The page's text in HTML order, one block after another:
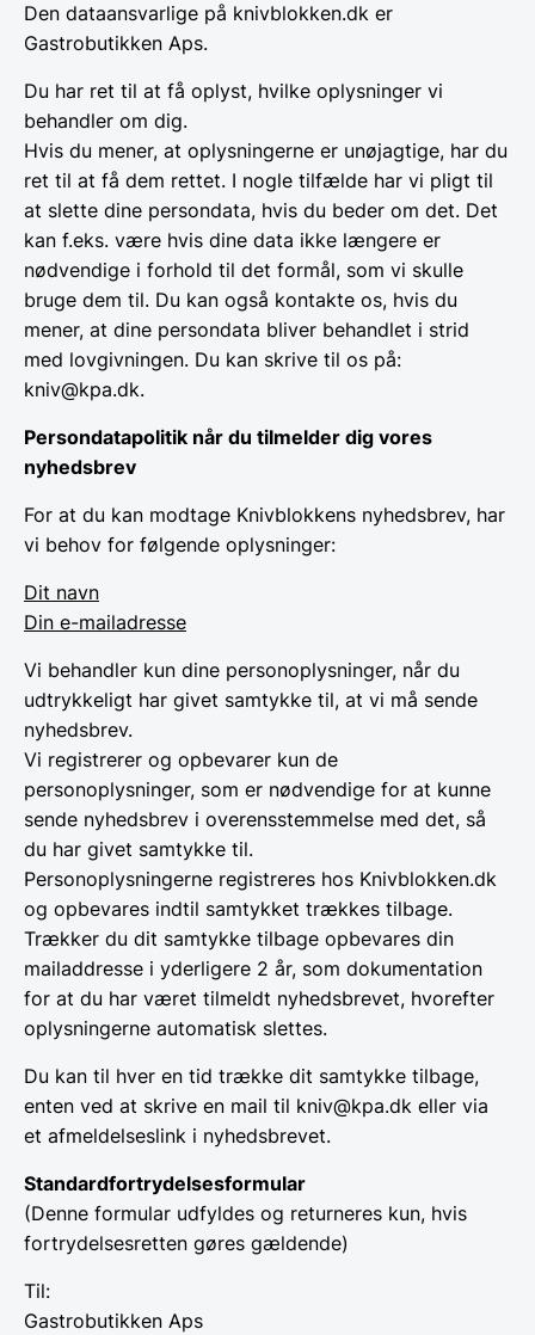
Den dataansvarlige på knivblokken.dk er
Gastrobutikken Aps.
Du har ret til at få oplyst, hvilke oplysninger vi
behandler om dig.
Hvis du mener, at oplysningerne er unøjagtige, har du
ret til at få dem rettet. I nogle tilfælde har vi pligt til
at slette dine persondata, hvis du beder om det. Det
kan f.eks. være hvis dine data ikke længere er
nødvendige i forhold til det formål, som vi skulle
bruge dem til. Du kan også kontakte os, hvis du
mener, at dine persondata bliver behandlet i strid
med lovgivningen. Du kan skrive til os på:
kniv@kpa.dk.
Persondatapolitik når du tilmelder dig vores
nyhedsbrev
For at du kan modtage Knivblokkens nyhedsbrev, har
vi behov for følgende oplysninger:
Dit navn
Din e-mailadresse
Vi behandler kun dine personoplysninger, når du
udtrykkeligt har givet samtykke til, at vi må sende
nyhedsbrev.
Vi registrerer og opbevarer kun de
personoplysninger, som er nødvendige for at kunne
sende nyhedsbrev i overensstemmelse med det, så
du har givet samtykke til.
Personoplysningerne registreres hos Knivblokken.dk
og opbevares indtil samtykket trækkes tilbage.
Trækker du dit samtykke tilbage opbevares din
mailaddresse i yderligere 2 år, som dokumentation
for at du har været tilmeldt nyhedsbrevet, hvorefter
oplysningerne automatisk slettes.
Du kan til hver en tid trække dit samtykke tilbage,
enten ved at skrive en mail til kniv@kpa.dk eller via
et afmeldelseslink i nyhedsbrevet.
Standardfortrydelsesformular
(Denne formular udfyldes og returneres kun, hvis
fortrydelsesretten gøres gældende)
Til:
Gastrobutikken Aps